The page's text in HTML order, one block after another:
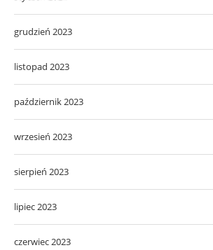
grudzień 2023
listopad 2023
październik 2023
wrzesień 2023
sierpień 2023
lipiec 2023
czerwiec 2023